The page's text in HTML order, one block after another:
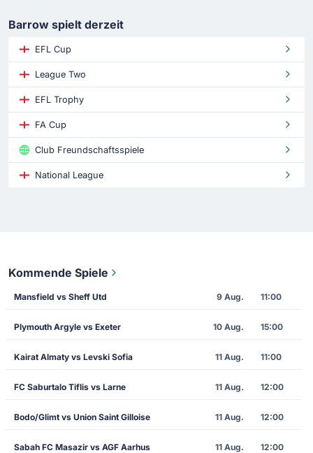
Barrow spielt derzeit
EFL Cup
League Two
EFL Trophy
FA Cup
Club Freundschaftsspiele
National League
Kommende Spiele
Mansfield vs Sheff Utd 9 Aug. 11:00
Plymouth Argyle vs Exeter 10 Aug. 15:00
Kairat Almaty vs Levski Sofia 11 Aug. 11:00
FC Saburtalo Tiflis vs Larne 11 Aug. 12:00
Bodo/Glimt vs Union Saint Gilloise 11 Aug. 12:00
Sabah FC Masazir vs AGF Aarhus 11 Aug. 12:00